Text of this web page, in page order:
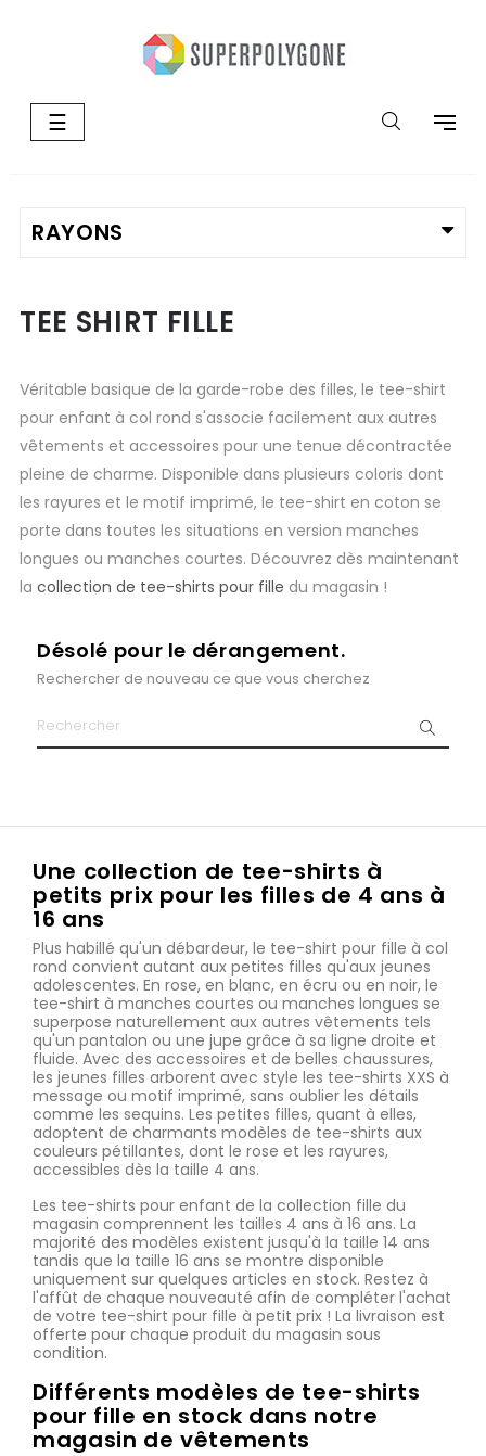
Basculer
la
☰
TEE SHIRT FILLE
Véritable basique de la garde-robe des filles, le tee-shirt
pour enfant à col rond s'associe facilement aux autres
vêtements et accessoires pour une tenue décontractée
pleine de charme. Disponible dans plusieurs coloris dont
les rayures et le motif imprimé, le tee-shirt en coton se
porte dans toutes les situations en version manches
longues ou manches courtes. Découvrez dès maintenant
la collection de tee-shirts pour fille du magasin !
Désolé pour le dérangement.
Rechercher de nouveau ce que vous cherchez
Une collection de tee-shirts à
petits prix pour les filles de 4 ans à
16 ans
Plus habillé qu'un débardeur, le tee-shirt pour fille à col
rond convient autant aux petites filles qu'aux jeunes
adolescentes. En rose, en blanc, en écru ou en noir, le
tee-shirt à manches courtes ou manches longues se
superpose naturellement aux autres vêtements tels
qu'un pantalon ou une jupe grâce à sa ligne droite et
fluide. Avec des accessoires et de belles chaussures,
les jeunes filles arborent avec style les tee-shirts XXS à
message ou motif imprimé, sans oublier les détails
comme les sequins. Les petites filles, quant à elles,
adoptent de charmants modèles de tee-shirts aux
couleurs pétillantes, dont le rose et les rayures,
accessibles dès la taille 4 ans.
Les tee-shirts pour enfant de la collection fille du
magasin comprennent les tailles 4 ans à 16 ans. La
majorité des modèles existent jusqu'à la taille 14 ans
tandis que la taille 16 ans se montre disponible
uniquement sur quelques articles en stock. Restez à
l'affût de chaque nouveauté afin de compléter l'achat
de votre tee-shirt pour fille à petit prix ! La livraison est
offerte pour chaque produit du magasin sous
condition.
Différents modèles de tee-shirts
pour fille en stock dans notre
magasin de vêtements